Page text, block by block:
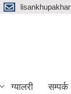
ग्यालरी सम्पर्क